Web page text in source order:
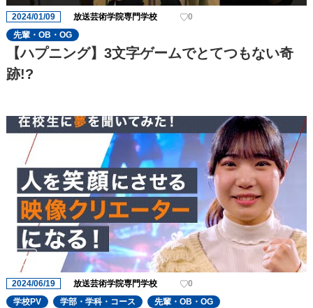
2024/01/09 放送芸術学院専門学校
0
先輩・OB・OG
【ハプニング】3文字ゲームでとてつもない奇
跡!?
2024/06/19 放送芸術学院専門学校
0
学校PV
学部・学科・コース 先輩・OB・OG